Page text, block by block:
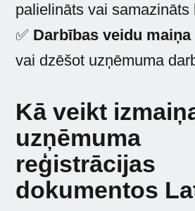
palielināts vai samazināts
✅ Darbības veidu maiņa
vai dzēšot uzņēmuma
Kā veikt
uzņēmuma
reģistrācijas
dokumentos